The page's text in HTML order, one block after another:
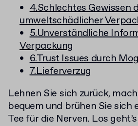
4.Schlechtes Gewissen
umweltschädlicher
5.Unverständliche
Verpackung
6.Trust Issues durch
7.Lieferverzug
Lehnen Sie sich zurück,
bequem und brühen Sie sich
Tee für die Nerven. Los